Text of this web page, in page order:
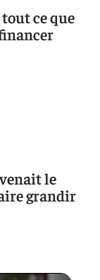
ce que
le
grandir